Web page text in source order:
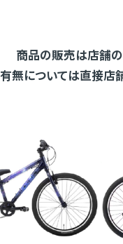
商品の販売は店舗の
無については直接店